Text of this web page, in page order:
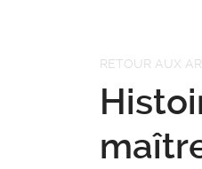
RETOUR AUX